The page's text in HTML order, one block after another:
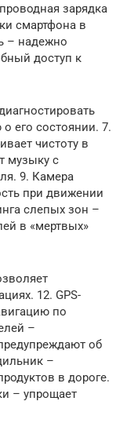
зарядка
смартфона в
– надежно
доступ к
его состоянии. 7.
чистоту в
музыку с
9. Камера
при движении
слепых зон –
в «мертвых»
12. GPS-
по
–
об
–
в дороге.
– упрощает